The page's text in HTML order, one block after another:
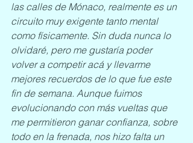
las calles de Mónaco, realmente es un
circuito muy exigente tanto mental
como físicamente. Sin duda nunca lo
olvidaré, pero me gustaría poder
volver a competir acá y llevarme
mejores recuerdos de lo que fue este
fin de semana. Aunque fuimos
evolucionando con más vueltas que
me permitieron ganar confianza, sobre
todo en la frenada, nos hizo falta un